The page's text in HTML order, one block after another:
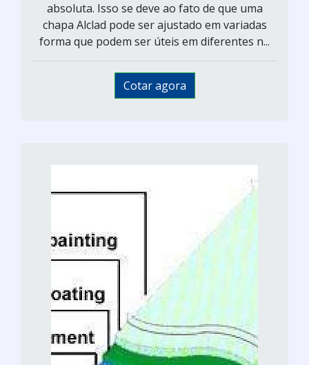
absoluta. Isso se deve ao fato de que uma
chapa Alclad pode ser ajustado em variadas
forma que podem ser úteis em diferentes n...
Cotar agora